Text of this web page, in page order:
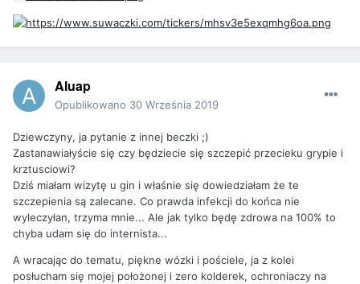
Aluap
Opublikowano 30 Września 2019
Dziewczyny, ja pytanie z innej beczki ;)
Zastanawiałyście się czy będziecie się szczepić przecieku grypie i
krztusciowi?
Dziś miałam wizytę u gin i właśnie się dowiedziałam że te
szczepienia są zalecane. Co prawda infekcji do końca nie
wyleczyłan, trzyma mnie... Ale jak tylko będę zdrowa na 100% to
chyba udam się do internista...
A wracając do tematu, piękne wózki i pościele, ja z kolei
posłucham się mojej położonej i zero kolderek, ochroniaczy na